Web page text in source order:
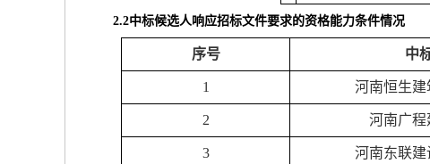
2.2中标候选人响应招标文件要求的资格能力条件情况
序号 中
1 河南恒生建
2 河南广程
3 河南东联建